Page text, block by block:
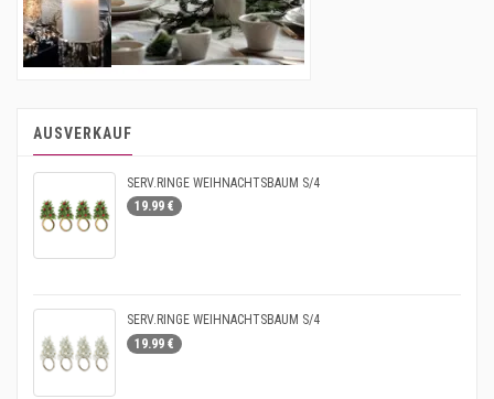
AUSVERKAUF
SERV.RINGE WEIHNACHTSBAUM S/4
19.99 €
SERV.RINGE WEIHNACHTSBAUM S/4
19.99 €